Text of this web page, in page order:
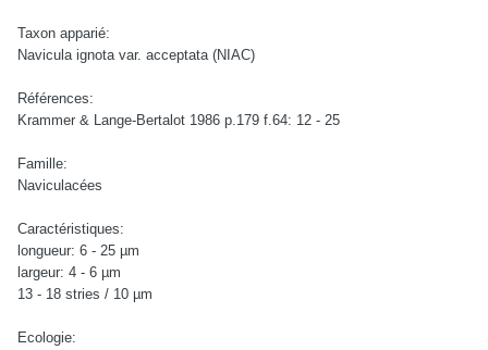
Taxon apparié:
Navicula ignota var. acceptata (NIAC)
Références:
Krammer & Lange-Bertalot 1986 p.179 f.64: 12 - 25
Famille:
Naviculacées
Caractéristiques:
longueur: 6 - 25 µm
largeur: 4 - 6 µm
13 - 18 stries / 10 µm
Ecologie: